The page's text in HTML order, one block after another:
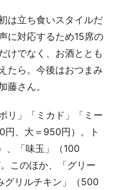
は立ち食いスタイルだ
に対応するため15席の
けでなく、お酒ととも
たら。今後はおつまみ
藤さん。
リ」「ミカド」「ミー
円、大＝950円）。ト
、「味玉」（100
このほか、「グリー
グリルチキン」（500